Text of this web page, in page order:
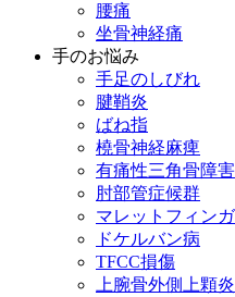
腰痛
坐骨神経痛
手のお悩み
手足のしびれ
腱鞘炎
ばね指
橈骨神経麻痺
有痛性三角骨障害
肘部管症候群
マレットフィン
ドケルバン病
TFCC損傷
上腕骨外側上顆炎